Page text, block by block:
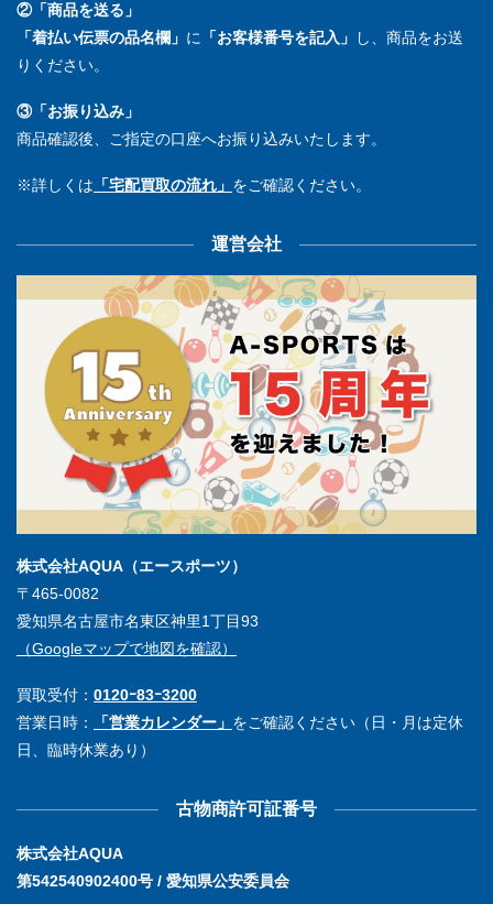
②「商品を送る」
「着払い伝票の品名欄」 に 「お客様番号を記入」
し、商品をお送
りください。
③「お振り込み」
商品確認後、ご指定の口座へお振り込みいたします。
※詳しくは 「宅配買取の流れ」 をご確認ください。
運営会社
株式会社AQUA（エースポーツ）
〒465-0082
愛知県名古屋市名東区神里1丁目93
（Googleマップで地図を確認）
買取受付： 0120ｰ83ｰ3200
営業日時：
「営業カレンダー」 をご確認ください（日・月は定休
日、臨時休業あり）
古物商許可証番号
株式会社AQUA
第542540902400号 / 愛知県公安委員会